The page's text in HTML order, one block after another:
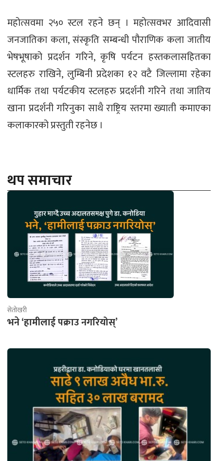
महोत्सवमा २५० स्टल रहने छन् । महोत्सवभर आदिवासी
जनजातिका कला, संस्कृति सम्बन्धी पौराणिक कला जातीय
भेषभूषाको प्रदर्शन गरिने, कृषि पर्यटन हस्तकलासहितका
स्टलहरु राखिने, लुम्बिनी प्रदेशका १२ वटै जिल्लामा रहेका
धार्मिक तथा पर्यटकीय स्टलहरु प्रदर्शनी गरिने तथा जातिय
खाना प्रदर्शनी गरिनुका साथै राष्ट्रिय स्तरमा ख्याती कमाएका
कलाकारको प्रस्तुती रहनेछ ।
थप समाचार
सेतोखरी
भने ‘हामीलाई पक्राउ नगरियोस्’